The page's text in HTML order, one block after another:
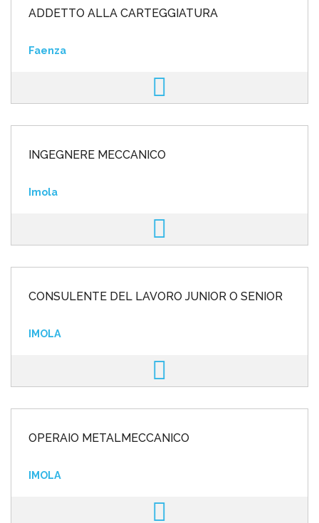
ADDETTO ALLA CARTEGGIATURA
Faenza
INGEGNERE MECCANICO
Imola
CONSULENTE DEL LAVORO JUNIOR O SENIOR
IMOLA
OPERAIO METALMECCANICO
IMOLA